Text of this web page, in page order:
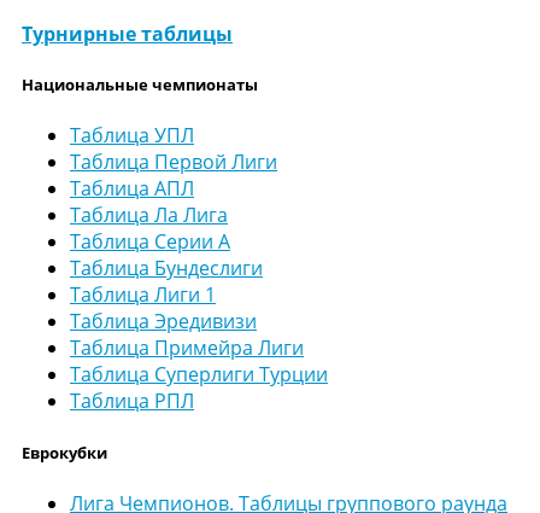
Турнирные таблицы
Национальные чемпионаты
Таблица УПЛ
Таблица Первой Лиги
Таблица АПЛ
Таблица Ла Лига
Таблица Серии А
Таблица Бундеслиги
Таблица Лиги 1
Таблица Эредивизи
Таблица Примейра Лиги
Таблица Суперлиги Турции
Таблица РПЛ
Еврокубки
Лига Чемпионов. Таблицы группового раунда